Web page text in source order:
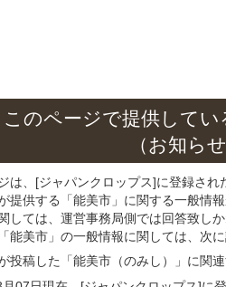
このページで提供してい
（お知ら
は、[ジャパンクロップス]に登録さ
提供する「能美市」に関する一般情
しては、運営事務局側では回答致し
能美市」の一般情報に関しては、次
投稿した「能美市（のみし）」 に関